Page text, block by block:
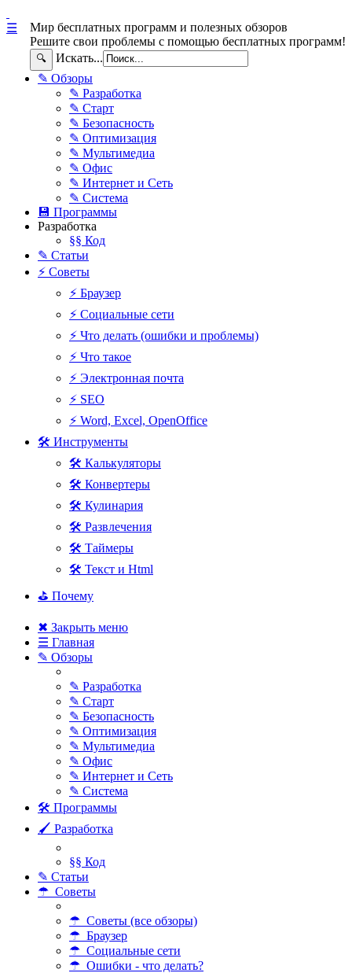
Мир бесплатных программ и полезных обзоров
Решите свои проблемы с помощью бесплатных программ!
🔍 Искать...
☰
✎ Обзоры
✎ Разработка
✎ Старт
✎ Безопасность
✎ Оптимизация
✎ Мультимедиа
✎ Офис
✎ Интернет и Сеть
✎ Система
💾 Программы
Разработка
§§ Код
✎ Статьи
⚡ Советы
⚡ Браузер
⚡ Социальные сети
⚡ Что делать (ошибки и проблемы)
⚡ Что такое
⚡ Электронная почта
⚡ SEO
⚡ Word, Excel, OpenOffice
🛠 Инструменты
🛠 Калькуляторы
🛠 Конвертеры
🛠 Кулинария
🛠 Развлечения
🛠 Таймеры
🛠 Текст и Html
⛳ Почему
✖ Закрыть меню
☰ Главная
✎ Обзоры
✎ Разработка
✎ Старт
✎ Безопасность
✎ Оптимизация
✎ Мультимедиа
✎ Офис
✎ Интернет и Сеть
✎ Система
🛠 Программы
🖌 Разработка
§§ Код
✎ Статьи
☂ Советы
☂ Советы (все обзоры)
☂ Браузер
☂ Социальные сети
☂ Ошибки - что делать?